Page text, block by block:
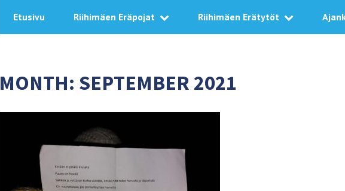
Etusivu Riihimäen Eräpojat Riihimäen Erätytöt
MONTH: SEPTEMBER 2021